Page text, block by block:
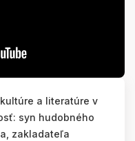
a literatúre v
syn hudobného
zakladateľa